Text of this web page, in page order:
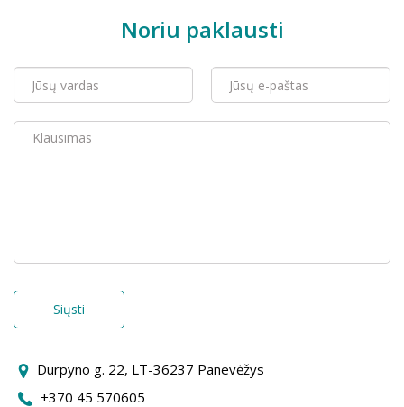
Noriu paklausti
Siųsti
Durpyno g. 22, LT-36237 Panevėžys
+370 45 570605